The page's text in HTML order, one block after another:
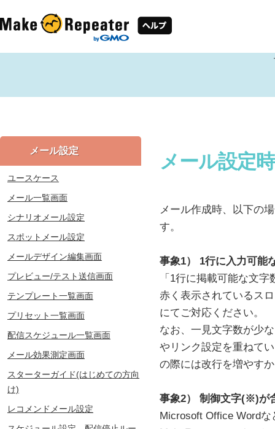
メール設定
メール作成時、以下の
す。
事象1） 1行に入力可能
「1行に掲載可能な文
赤く表示されているス
にてご対応ください。
なお、一見文字数が少
やリンク設定を重ねて
の際には改行を増やす
事象2） 制御文字(※)が
Microsoft Office Word
メール設定
ユースケース
メール一覧画面
シナリオメール設定
スポットメール設定
メールデザイン編集画面
プレビュー/テスト送信画面
テンプレート一覧画面
プリセット一覧画面
配信スケジュール一覧画面
メール効果測定画面
スターターガイド(はじめての方向
け)
レコメンドメール設定